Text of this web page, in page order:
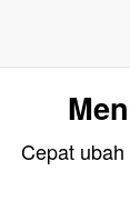
Cepat